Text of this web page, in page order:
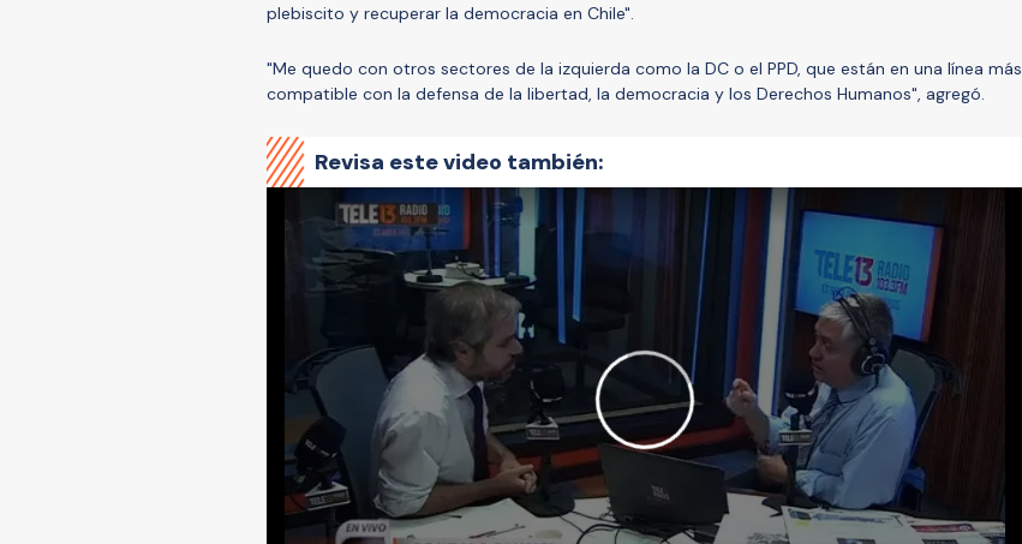
plebiscito y recuperar la democracia en Chile".
"Me quedo con otros sectores de la izquierda como la DC o el PPD, que están en una línea más
compatible con la defensa de la libertad, la democracia y los Derechos Humanos", agregó.
Revisa este video también: